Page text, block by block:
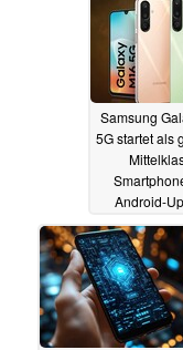
Samsung
5G startet als
Android-